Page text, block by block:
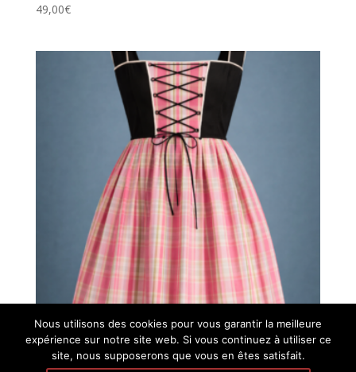
49,00€
Rockholtz, l’ElsassRock en
Nous utilisons des cookies pour vous garantir la meilleure
expérience sur notre site web. Si vous continuez à utiliser ce
site, nous supposerons que vous en êtes satisfait.